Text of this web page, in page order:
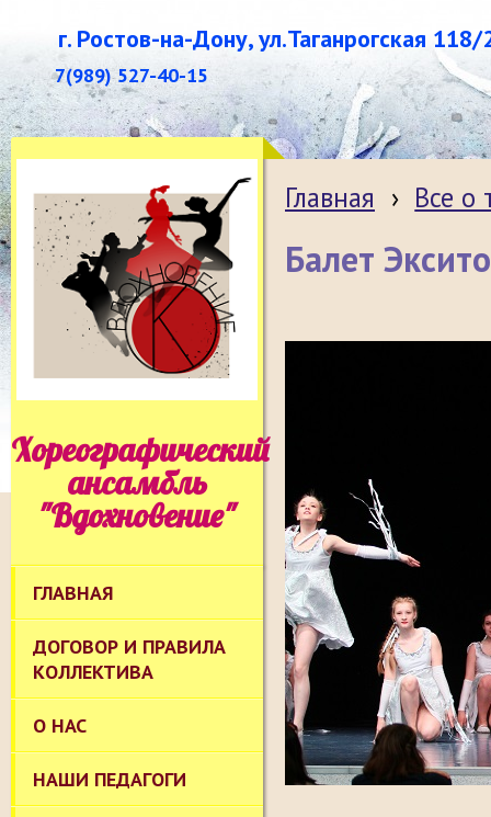
г. Ростов-на-Дону, ул.Таганрогская 118/
7(989) 527-40-15
Хореографический
ансамбль
"Вдохновение"
ГЛАВНАЯ
ДОГОВОР И ПРАВИЛА
КОЛЛЕКТИВА
О НАС
НАШИ ПЕДАГОГИ
Главная › Все о
Балет